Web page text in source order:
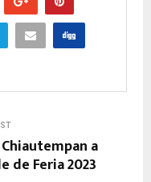
a
de Feria 2023